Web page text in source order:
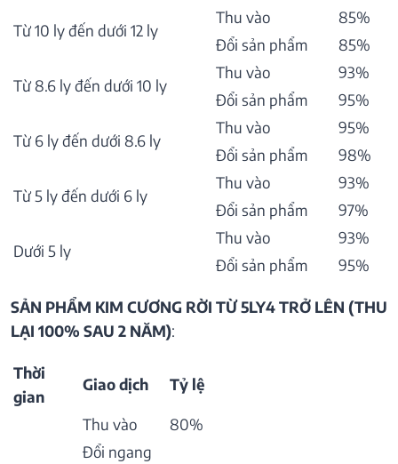
Từ 10 ly đến dưới 12 ly
Thu vào
85%
Đổi sản phẩm
85%
Từ 8.6 ly đến dưới 10 ly
Thu vào
93%
Đổi sản phẩm
95%
Từ 6 ly đến dưới 8.6 ly
Thu vào
95%
Đổi sản phẩm
98%
Từ 5 ly đến dưới 6 ly
Thu vào
93%
Đổi sản phẩm
97%
Dưới 5 ly
Thu vào
93%
Đổi sản phẩm
95%
SẢN PHẨM KIM CƯƠNG RỜI TỪ 5LY4 TRỞ LÊN (THU
LẠI 100% SAU 2 NĂM):
Thời
gian
Giao dịch Tỷ lệ
Thu vào
80%
Đổi ngang